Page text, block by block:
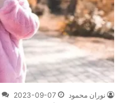
نوران محمود 2023-09-07